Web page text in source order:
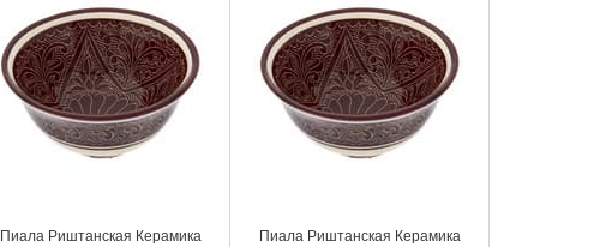
Пиала Риштанская Керамика
Пиала Риштанская Керамика